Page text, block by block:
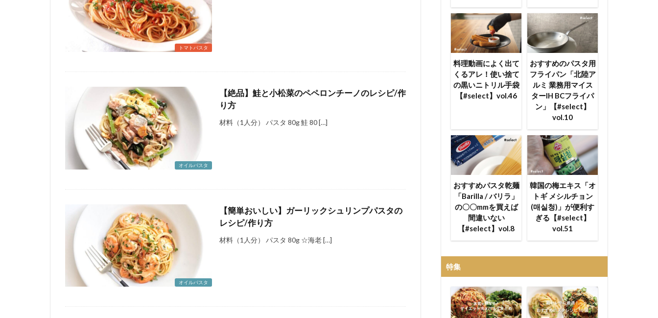
トマトパスタ
オイルパスタ
【絶品】鮭と小松菜のペペロンチーノのレシピ/作
り方
材料（1人分） パスタ 80g 鮭 80 […]
オイルパスタ
【簡単おいしい】ガーリックシュリンプパスタの
レシピ/作り方
材料（1人分） パスタ 80g ☆海老 […]
料理動画によく出て
くるアレ！使い捨て
の黒いニトリル手袋
【#select】vol.46
おすすめのパスタ用
フライパン「北陸ア
ルミ 業務用マイス
ターIH BCフライパ
ン」【#select】
vol.10
おすすめパスタ乾麺
「Barilla / バリラ」
の〇〇mmを買えば
間違いない
【#select】vol.8
韓国の梅エキス「オ
トギ メシルチョン
(매실청)」が便利す
ぎる【#select】
vol.51
特集